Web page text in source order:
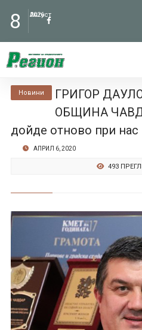
8 Август
2026
Новини
ГРИГОР
ОБЩИНА
дойде отново при нас
АПРИЛ 6, 2020
493